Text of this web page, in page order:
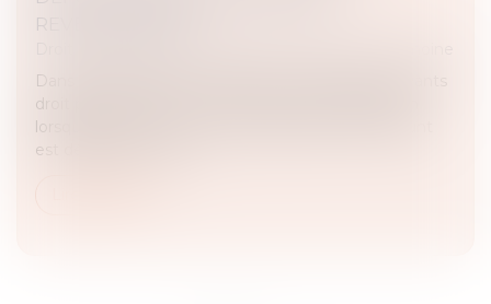
REVENDIQUÉES ?
Dans le cadre d’une succession, les héritiers ou ayants
droit peuvent exercer une action en revendication
lorsqu’une œuvre ou un bien appartenant au défunt
est détenu par un tie...